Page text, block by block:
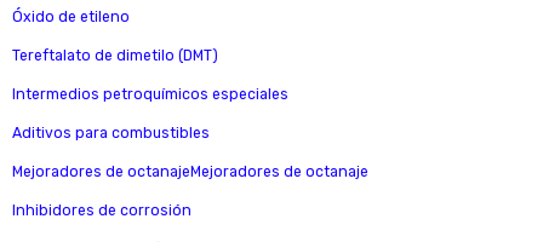
Óxido de etileno
Tereftalato de dimetilo (DMT)
Intermedios petroquímicos especiales
Aditivos para combustibles
Mejoradores de octanajeMejoradores de octanaje
Inhibidores de corrosión